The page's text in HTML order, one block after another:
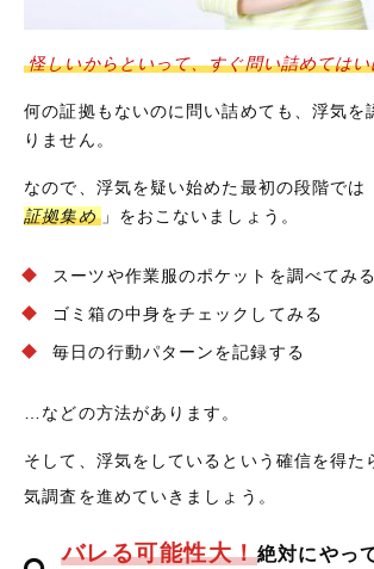
怪しいからといって、すぐ問い詰めては
何の証拠もないのに問い詰めても、浮気を
りません。
なので、浮気を疑い始めた最初の段階では
証拠集め 」をおこないましょう。
スーツや作業服のポケットを調べてみる
ゴミ箱の中身をチェックしてみる
毎日の行動パターンを記録する
…などの方法があります。
そして、浮気をしているという確信を得た
気調査を進めていきましょう。
バレる可能性大！絶対にやっ